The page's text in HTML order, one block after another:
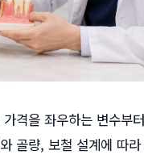
가격을 좌우하는 변수부
골량, 보철 설계에 따